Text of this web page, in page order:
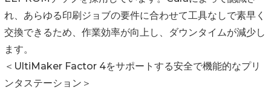
れ、あらゆる印刷ジョブの要件に合わせて工具なしで素早く
交換できるため、作業効率が向上し、ダウンタイムが減少し
ます。
＜UltiMaker Factor 4をサポートする安全で機能的なプリ
ンタステーション＞